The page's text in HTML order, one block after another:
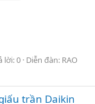
lời: 0 Diễn đàn: RAO
trần Daikin